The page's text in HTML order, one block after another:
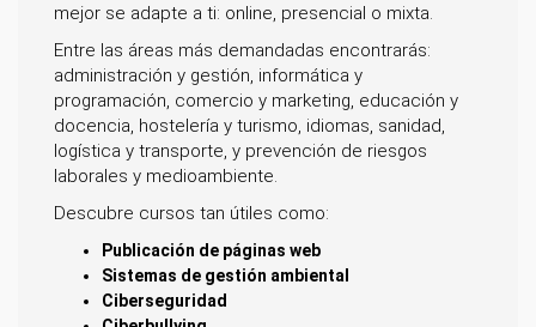
mejor se adapte a ti: online, presencial o mixta.
Entre las áreas más demandadas encontrarás:
administración y gestión, informática y
programación, comercio y marketing, educación y
docencia, hostelería y turismo, idiomas, sanidad,
logística y transporte, y prevención de riesgos
laborales y medioambiente.
Descubre cursos tan útiles como:
Publicación de páginas web
Sistemas de gestión ambiental
Ciberseguridad